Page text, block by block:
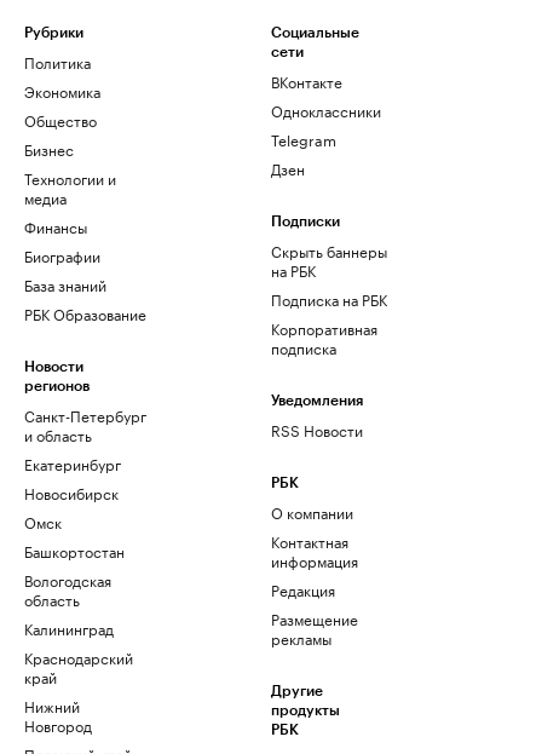
Рубрики
Политика
Экономика
Общество
Бизнес
Технологии и
медиа
Финансы
Биографии
База знаний
РБК Образование
Новости
регионов
Санкт-Петербург
и область
Екатеринбург
Новосибирск
Омск
Башкортостан
Вологодская
область
Калининград
Краснодарский
край
Нижний
Новгород
Социальные
сети
ВКонтакте
Одноклассники
Telegram
Дзен
Подписки
Скрыть баннеры
на РБК
Подписка на РБК
Корпоративная
подписка
Уведомления
RSS Новости
РБК
О компании
Контактная
информация
Редакция
Размещение
рекламы
Другие
продукты
РБК